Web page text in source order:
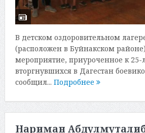
В детском оздоровительном
(расположен в Буйнакском районе)
мероприятие, приуроченное к 25-
вторгнувшихся в Дагестан
сообщил... Подробнее
Нариман